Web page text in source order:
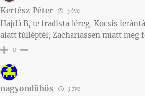
Kertész Péter 3 éve
Hajdú B, te fradista féreg, Kocsis
alatt túlléptél, Zachariassen miatt meg
0
nagyondühös 3 éve